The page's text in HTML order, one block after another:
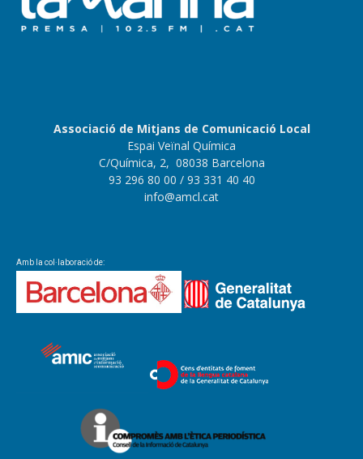
Associació de Mitjans de Comunicació Local
Espai Veïnal Química
C/Química, 2, 08038 Barcelona
93 296 80 00 / 93 331 40 40
info@amcl.cat
Amb la col·laboració de: